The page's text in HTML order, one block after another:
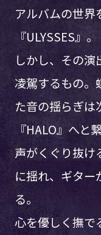
アルバムの世界
『ULYSSES』。
しかし、その
凌駕するもの。
た音の揺らぎは
『HALO』へと
声がくぐり抜け
に揺れ、ギター
る。
心を優しく撫で